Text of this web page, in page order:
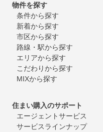
物件を探す
条件から探す
新着から探す
市区から探す
路線・駅から探す
エリアから探す
こだわりから探す
MIXから探す
住まい購入のサポート
エージェントサービス
サービスラインナップ